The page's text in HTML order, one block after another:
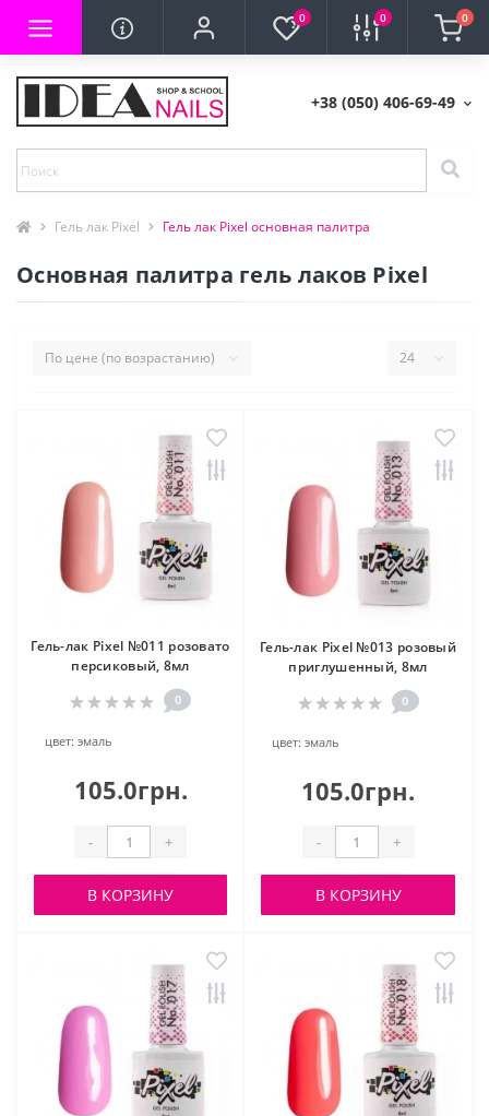
0 0 0
+38 (050) 406-69-49
Гель лак Pixel Гель лак Pixel основная палитра
Основная палитра гель лаков Pixel
Гель-лак Pixel №011 розовато
персиковый, 8мл
0
цвет: эмаль
105.0грн.
- +
В КОРЗИНУ
Гель-лак Pixel №013 розовый
приглушенный, 8мл
0
цвет: эмаль
105.0грн.
- +
В КОРЗИНУ